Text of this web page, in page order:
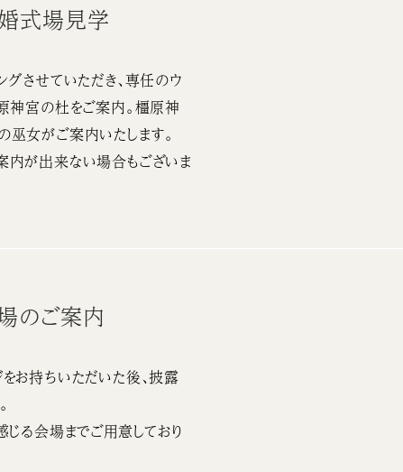
式場見学
させていただき、専任のウ
神宮の杜をご案内。橿原神
女がご案内いたします。
が出来ない場合もございま
のご案内
お持ちいただいた後、披露
る会場までご用意しており